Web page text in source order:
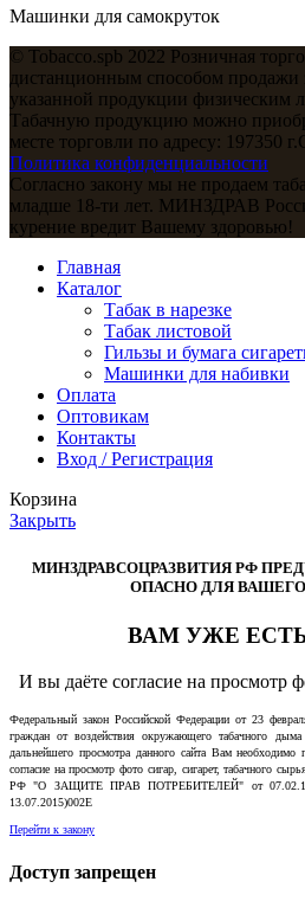
Машинки для самокруток
© Tobacco.spb 2022 Розничная
дистанционным способом продажи
указанной продукции физическим
Табачную продукцию можно
месте торговли по адресу: 197350
Политика конфиденциальности
Согласно закону мы не продаем
младше 18-ти лет. МИНЗДРАВ
курение вредит Вашему здоровью!
Главная
Каталог
Табак в нарезке
Табак листовой
Гильзы и бумага
Машинки для набивки
Оплата
Оптовикам
Контакты
Вход / Регистрация
Корзина
Закрыть
МИНЗДРАВСОЦРАЗВИТИЯ РФ
ОПАСНО ДЛЯ
ВАМ УЖЕ ЕСТЬ
И вы даёте согласие на просмотр
Федеральный закон Российской Федерации от 23
граждан от воздействия окружающего табачного
дальнейшего просмотра данного сайта Вам необходимо
согласие на просмотр фото сигар, сигарет, табачного
РФ "О ЗАЩИТЕ ПРАВ ПОТРЕБИТЕЛЕЙ" от
13.07.2015)002E
Перейти к закону
Доступ запрещен